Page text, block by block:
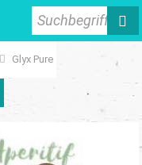
Suchbegriff
Glyx Pure